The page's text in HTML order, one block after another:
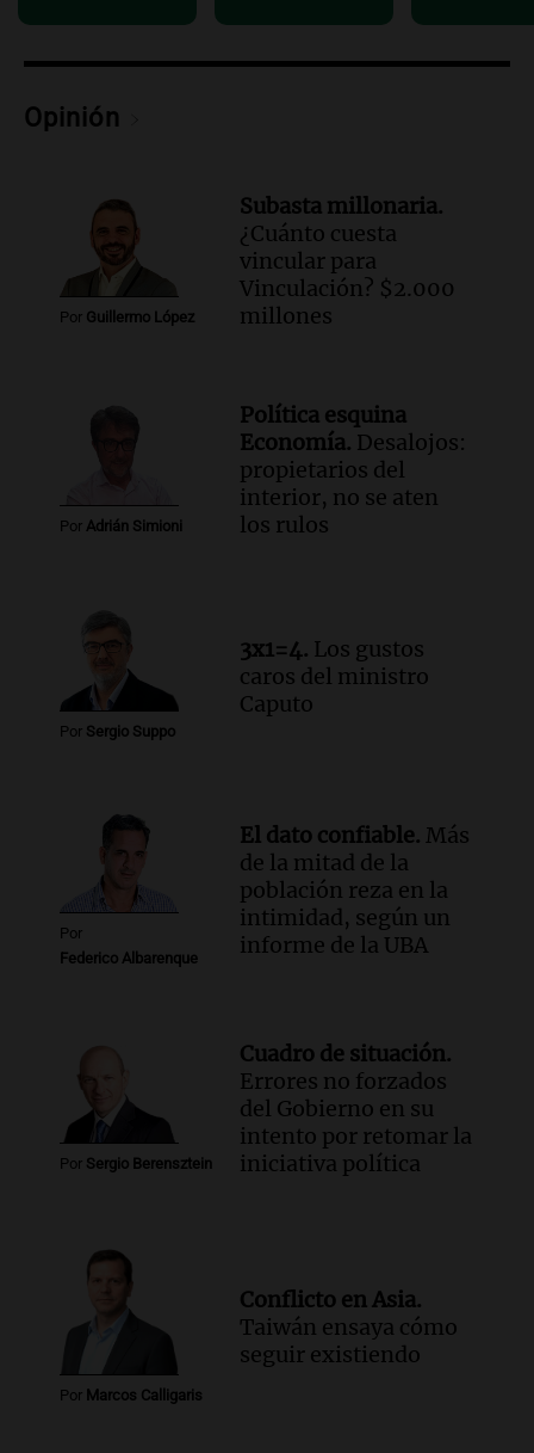
Opinión
Por Guillermo López
Subasta millonaria.
¿Cuánto cuesta
vincular para
Vinculación? $2.000
millones
Por Adrián Simioni
Política esquina
Economía. Desalojos:
propietarios del
interior, no se aten
los rulos
Por Sergio Suppo
3x1=4. Los gustos
caros del ministro
Caputo
Por
Federico Albarenque
El dato confiable. Más
de la mitad de la
población reza en la
intimidad, según un
informe de la UBA
Por Sergio Berensztein
Cuadro de situación.
Errores no forzados
del Gobierno en su
intento por retomar la
iniciativa política
Por Marcos Calligaris
Conflicto en Asia.
Taiwán ensaya cómo
seguir existiendo